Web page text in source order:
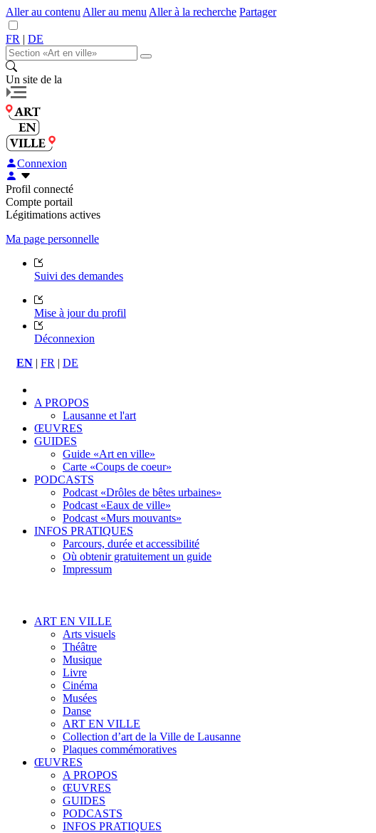
Aller au contenu Aller au menu Aller à la recherche Partager
FR | DE
Un site de la
Connexion
Profil connecté
Compte portail
Légitimations actives
Ma page personnelle
Suivi des demandes
Mise à jour du profil
Déconnexion
EN | FR | DE
A PROPOS
Lausanne et l'art
ŒUVRES
GUIDES
Guide «Art en ville»
Carte «Coups de coeur»
PODCASTS
Podcast «Drôles de bêtes urbaines»
Podcast «Eaux de ville»
Podcast «Murs mouvants»
INFOS PRATIQUES
Parcours, durée et accessibilité
Où obtenir gratuitement un guide
Impressum
ART EN VILLE
Arts visuels
Théâtre
Musique
Livre
Cinéma
Musées
Danse
ART EN VILLE
Collection d’art de la Ville de Lausanne
Plaques commémoratives
ŒUVRES
A PROPOS
ŒUVRES
GUIDES
PODCASTS
INFOS PRATIQUES